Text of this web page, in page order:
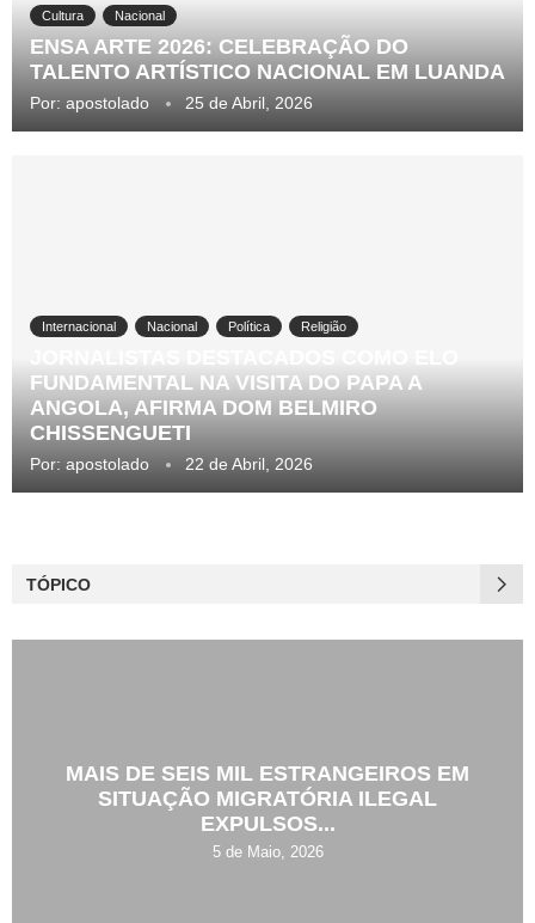
Cultura Nacional
ENSA ARTE 2026: CELEBRAÇÃO DO
TALENTO ARTÍSTICO NACIONAL EM LUANDA
Por: apostolado 25 de Abril, 2026
Internacional Nacional Política Religião
FUNDAMENTAL NA VISITA DO PAPA A
ANGOLA, AFIRMA DOM BELMIRO
CHISSENGUETI
Por: apostolado 22 de Abril, 2026
TÓPICO
MAIS DE SEIS MIL ESTRANGEIROS EM
SITUAÇÃO MIGRATÓRIA ILEGAL
EXPULSOS...
5 de Maio, 2026